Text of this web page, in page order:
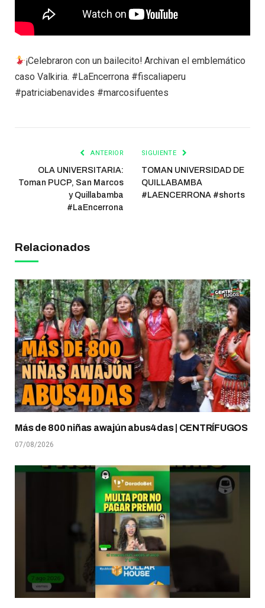
¡Celebraron con un bailecito! Archivan el emblemático
caso Valkiria. #LaEncerrona #fiscaliaperu
#patriciabenavides #marcosifuentes
ANTERIOR
OLA UNIVERSITARIA:
Toman PUCP, San Marcos
y Quillabamba
#LaEncerrona
SIGUIENTE
TOMAN UNIVERSIDAD DE
QUILLABAMBA
#LAENCERRONA #shorts
Relacionados
Más de 800 niñas awajún abus4das | CENTRÍFUGOS
07/08/2026